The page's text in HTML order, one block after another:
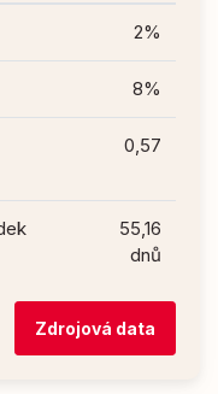
2%
8%
0,57
55,16
dnů
Zdrojová data